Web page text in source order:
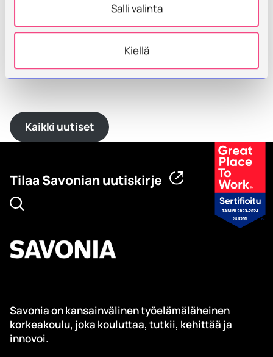
Salli valinta
Kiellä
ammattikorkeakoulun palvelumuotoilun opiskelijat
yhteistyössä Alavan päiväkodin henkilöstön, Kuopion
kaupungin prosenttitaidetyöryhmän sekä paikallisten
yritysten kanssa. Materiaalit lahjoitti Stark Kuopio ja
asennuksesta vastasi Rakennusliike Konttinen.
Kaikki uutiset
Tilaa Savonian uutiskirje
Savonia on kansainvälinen työelämäläheinen
korkeakoulu, joka kouluttaa, tutkii, kehittää ja
innovoi.